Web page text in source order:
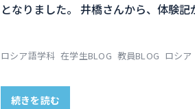
となりました。 井橋さんから、体験
ロシア語学科 在学生BLOG 教員BLOG ロシア
続きを読む